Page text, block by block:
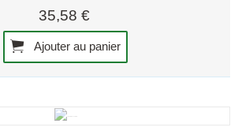
35,58 €
Ajouter au panier